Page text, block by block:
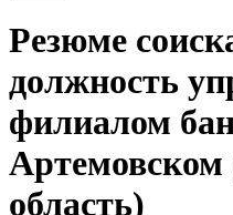
Резюме
должность
филиалом
Артемовском
область)